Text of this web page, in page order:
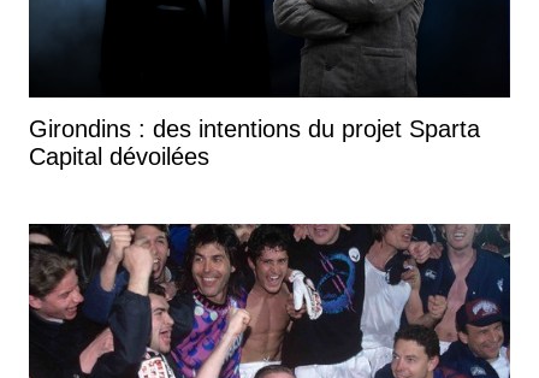
Girondins : des intentions du projet Sparta
Capital dévoilées